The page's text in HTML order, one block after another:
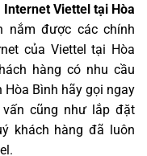
Internet Viettel tại Hòa
nắm được các chính
của Viettel tại Hòa
hàng có nhu cầu
Bình hãy gọi ngay
cũng như lắp đặt
khách hàng đã luôn
.